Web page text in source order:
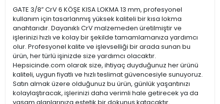
GATE 3/8” CrV 6 KÖŞE KISA LOKMA 13 mm, profesyonel
kullanım için tasarlanmış yüksek kaliteli bir kısa lokma
anahtarıdır. Dayanıklı CrV malzemeden üretilmiştir ve
işlerinizi hızlı ve kolay bir şekilde tamamlamanıza yardımcı
olur. Profesyonel kalite ve işlevselliği bir arada sunan bu
ürün, her türlü işinizde size yardımcı olacaktır.
Hepsicinde.com olarak size, ihtiyaç duyduğunuz her ürünü
kaliteli, uygun fiyatlı ve hızlı teslimat güvencesiyle sunuyoruz.
Satın almak üzere olduğunuz bu ürün, günlük yaşantınızı
kolaylaştıracak, işlerinizi daha verimli hale getirecek ya da